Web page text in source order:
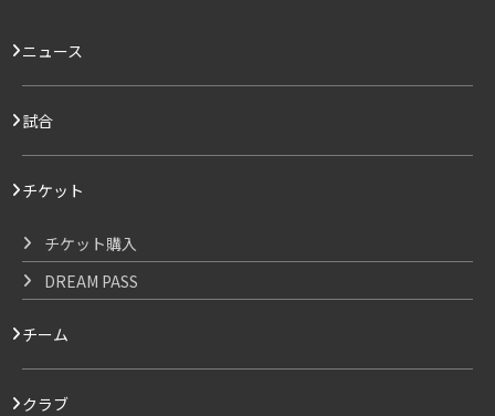
ニュース
試合
チケット
チケット購入
DREAM PASS
チーム
クラブ